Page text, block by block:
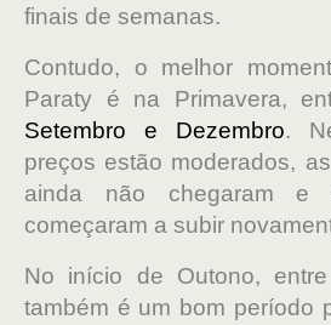
finais de semanas.
Contudo, o melhor
Paraty é na Primavera,
Setembro e Dezembro.
preços estão moderados,
ainda não chegaram e
começaram a subir
No início de Outono, entre
também é um bom período